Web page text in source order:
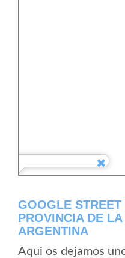
GOOGLE
PROVINCIA DE LA
ARGENTINA
Aqui os dejamos